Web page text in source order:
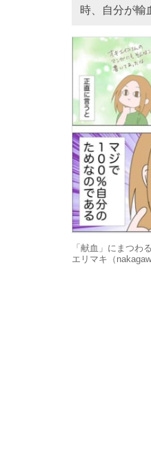
時、自分が輸
「献血」にまつわ
エリマキ（